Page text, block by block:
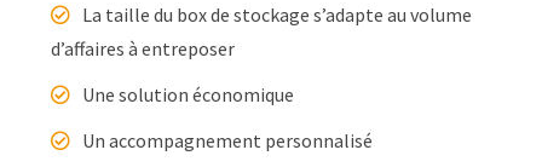
La taille du box de stockage s’adapte au volume
d’affaires à entreposer
Une solution économique
Un accompagnement personnalisé